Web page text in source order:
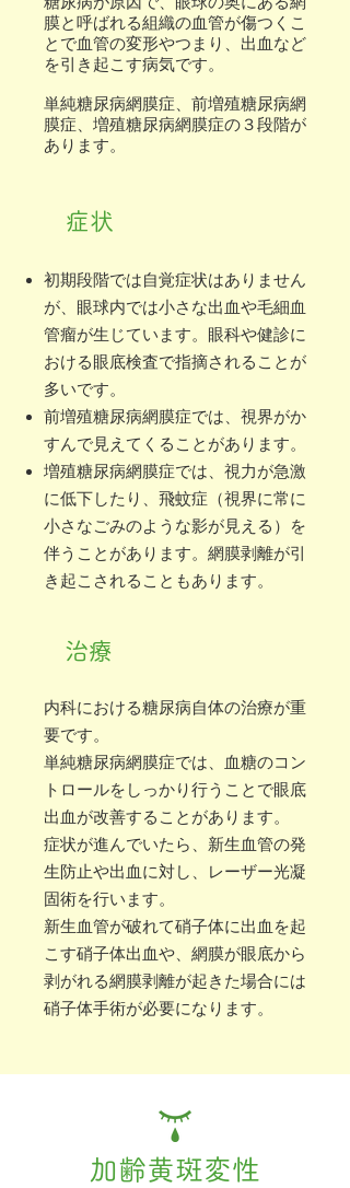
膜と呼ばれる組織の血管が傷つくこ
とで血管の変形やつまり、出血など
を引き起こす病気です。
単純糖尿病網膜症、前増殖糖尿病網
膜症、増殖糖尿病網膜症の３段階が
あります。
症状
初期段階では自覚症状はありません
が、眼球内では小さな出血や毛細血
管瘤が生じています。眼科や健診に
おける眼底検査で指摘されることが
多いです。
前増殖糖尿病網膜症では、視界がか
すんで見えてくることがあります。
増殖糖尿病網膜症では、視力が急激
に低下したり、飛蚊症（視界に常に
小さなごみのような影が見える）を
伴うことがあります。網膜剥離が引
き起こされることもあります。
治療
内科における糖尿病自体の治療が重
要です。
単純糖尿病網膜症では、血糖のコン
トロールをしっかり行うことで眼底
出血が改善することがあります。
症状が進んでいたら、新生血管の発
生防止や出血に対し、レーザー光凝
固術を行います。
新生血管が破れて硝子体に出血を起
こす硝子体出血や、網膜が眼底から
剥がれる網膜剥離が起きた場合には
硝子体手術が必要になります。
加齢黄斑変性